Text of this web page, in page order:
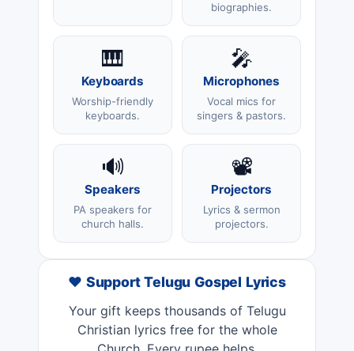
biographies.
🎹
Keyboards
Worship-friendly
keyboards.
🎤
Microphones
Vocal mics for
singers & pastors.
🔊
Speakers
PA speakers for
church halls.
📽️
Projectors
Lyrics & sermon
projectors.
❤️ Support Telugu Gospel Lyrics
Your gift keeps thousands of Telugu
Christian lyrics free for the whole